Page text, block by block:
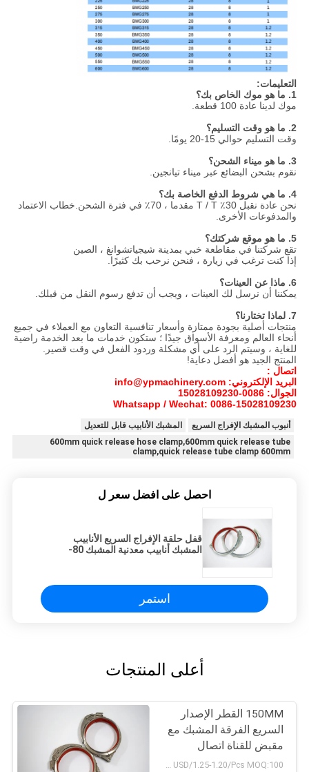
التعليمات:
1. ما هو موك الخاص بك؟
موك لدينا عادة 100 قطعة.
2. ما هو وقت التسليم؟
وقت التسليم حوالي 15-20 يومًا.
3. ما هو ميناء الشحن؟
نقوم بشحن البضائع عبر ميناء تيانجين.
4. ما هي شروط الدفع الخاصة بك؟
نحن عادة نقبل 30٪ T / T مقدما ، 70٪ في فترة الشحن.خطاب الاعتماد
والمدفوعات الأخرى.
5. ما هو موقع شركتك؟
تقع شركتنا في مقاطعة خبي بمدينة شيجياتشوانغ ، الصين
إذا كنت ترغب في زيارة ، فنحن نرحب بك كثيرًا.
6. ماذا عن العينات؟
يمكننا أن نرسل لك العينات ، ويجب أن تدفع رسوم النقل من قبلك.
7. لماذا تختارنا؟
منتجات أصلية بجودة ممتازة وأسعار تنافسية التعاون مع العملاء في جميع
أنحاء العالم ومعرفة الأسواق جيدًا ؛ ستكون خدمات ما بعد الخدمة راضية
للغاية ، وسيتم الرد على أي مشكلة وردود الفعل في وقت قصير.
المنتج الجيد هو أفضل دعاية!
اتصال :
البريد الإلكتروني: info@ypmachinery.com
الجوال: 0086-15028109230
Whatsapp / Wechat: 0086-15028109230
أنبوب المشبك الإفراج السريع
المشبك الأنابيب قابل للتعديل
600mm quick release hose clamp,600mm quick release tube
clamp,quick release tube clamp 600mm
احصل على افضل سعر ل
قفل حلقة الإفراج السريع الأنابيب
المشبك أنابيب معدنية المشبك 80-
استمر
أعلى المنتجات
150MM القطر الإصدار
السريع الفرقة المشبك مع
مقبض للقناة اتصال